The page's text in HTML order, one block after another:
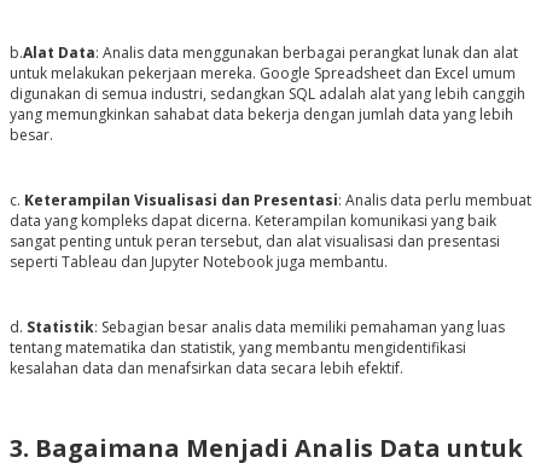
b.Alat Data: Analis data menggunakan berbagai perangkat lunak dan alat
untuk melakukan pekerjaan mereka. Google Spreadsheet dan Excel umum
digunakan di semua industri, sedangkan SQL adalah alat yang lebih canggih
yang memungkinkan sahabat data bekerja dengan jumlah data yang lebih
besar.
c. Keterampilan Visualisasi dan Presentasi: Analis data perlu membuat
data yang kompleks dapat dicerna. Keterampilan komunikasi yang baik
sangat penting untuk peran tersebut, dan alat visualisasi dan presentasi
seperti Tableau dan Jupyter Notebook juga membantu.
d. Statistik: Sebagian besar analis data memiliki pemahaman yang luas
tentang matematika dan statistik, yang membantu mengidentifikasi
kesalahan data dan menafsirkan data secara lebih efektif.
3. Bagaimana Menjadi Analis Data untuk